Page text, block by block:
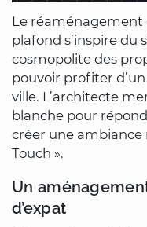
Le
plafond s’inspire du
cosmopolite des
pouvoir profiter
ville. L’architecte
blanche pour
créer une ambiance
Touch ».
Un
d’expat